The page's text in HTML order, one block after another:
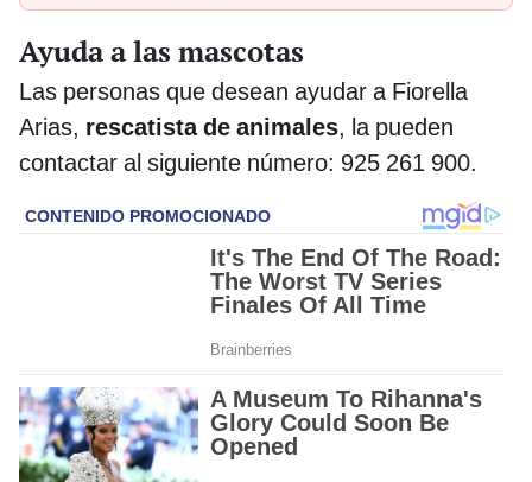
Ayuda a las mascotas
Las personas que desean ayudar a Fiorella
Arias, rescatista de animales, la pueden
contactar al siguiente número: 925 261 900.